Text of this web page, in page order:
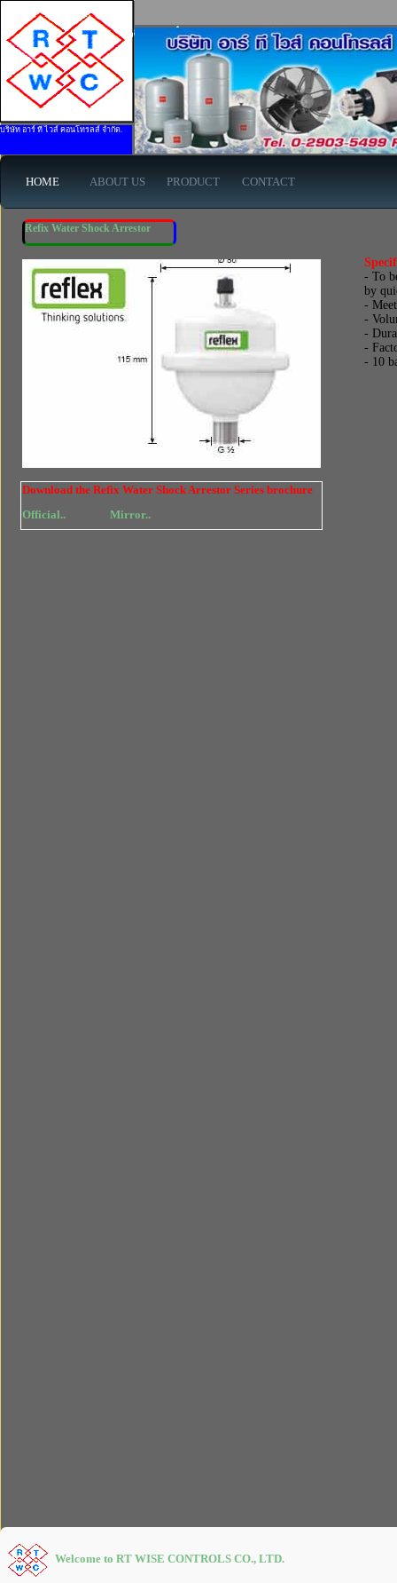
MaxUltraMax - www.rtwises.com
บริษัท อาร์ ที ไวส์ คอนโทรลส์ จำกัด.
HOME ABOUT US PRODUCT CONTACT
Welcome to RT WISE CONTROLS CO., LTD.
Refix Water Shock Arrestor
- To
by
-
-
-
-
- 10
Download the Refix Water Shock Arrestor Series brochure
Official..
Mirror..